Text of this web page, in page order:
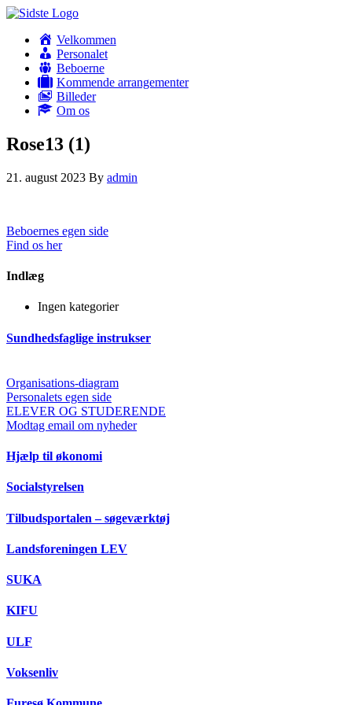
Velkommen
Personalet
Beboerne
Kommende arrangementer
Billeder
Om os
Rose13 (1)
21. august 2023 By admin
Beboernes egen side
Find os her
Indlæg
Ingen kategorier
Sundhedsfaglige instrukser
Organisations-diagram
Personalets egen side
ELEVER OG STUDERENDE
Modtag email om nyheder
Hjælp til økonomi
Socialstyrelsen
Tilbudsportalen – søgeværktøj
Landsforeningen LEV
SUKA
KIFU
ULF
Voksenliv